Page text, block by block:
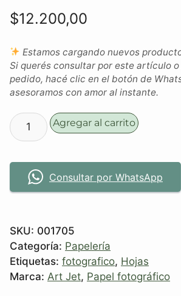
$12.200,00
Estamos cargando nuevos
Si querés consultar por este artículo
pedido, hacé clic en el botón de
asesoramos con amor al instante.
Agregar al carrito
Consultar por WhatsApp
SKU: 001705
Categoría: Papelería
Etiquetas: fotografico, Hojas
Marca: Art Jet, Papel fotográfico